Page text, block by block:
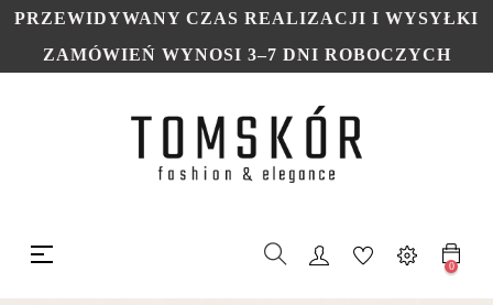
PRZEWIDYWANY CZAS REALIZACJI I WYSYŁKI
ZAMÓWIEŃ WYNOSI 3–7 DNI ROBOCZYCH
Toggle
navigation
☰
0